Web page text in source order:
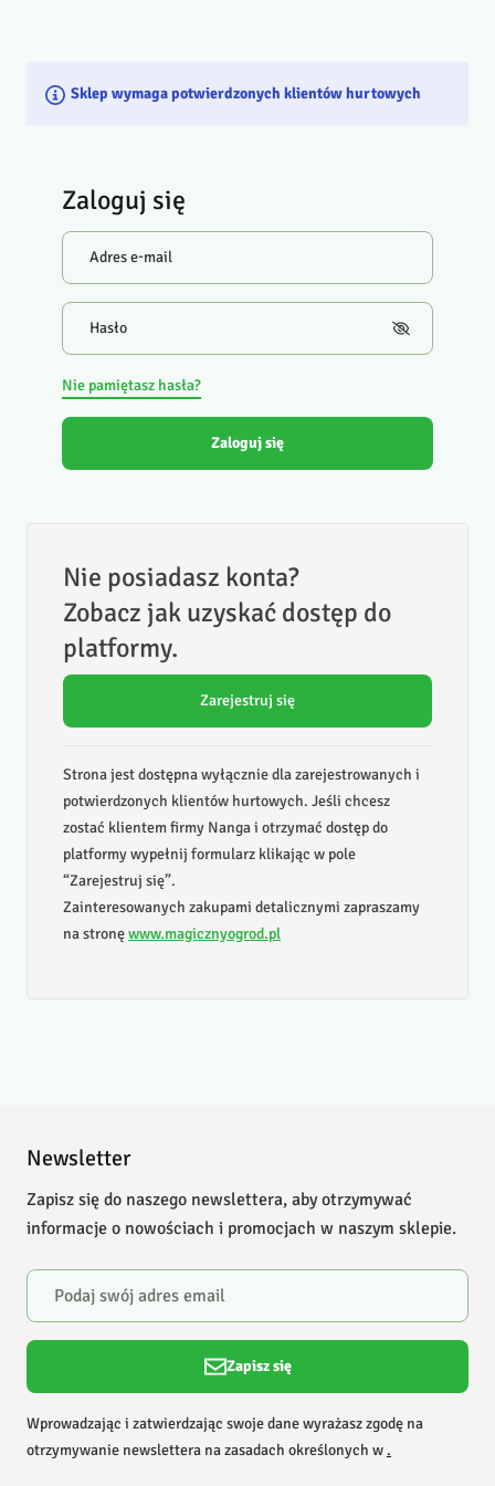
Sklep wymaga potwierdzonych klientów hurtowych
Zaloguj się
Adres e-mail
Hasło
Nie pamiętasz hasła?
Zaloguj się
Nie posiadasz konta?
Zobacz jak uzyskać dostęp do
platformy.
Zarejestruj się
Strona jest dostępna wyłącznie dla zarejestrowanych i
potwierdzonych klientów hurtowych. Jeśli chcesz
zostać klientem firmy Nanga i otrzymać dostęp do
platformy wypełnij formularz klikając w pole
“Zarejestruj się”.
Zainteresowanych zakupami detalicznymi zapraszamy
na stronęwww.magicznyogrod.pl
Newsletter
Zapisz się do naszego newslettera, aby otrzymywać
informacje o nowościach i promocjach w naszym sklepie.
Zapisz się
Wprowadzając i zatwierdzając swoje dane wyrażasz zgodę na
otrzymywanie newslettera na zasadach określonych w .